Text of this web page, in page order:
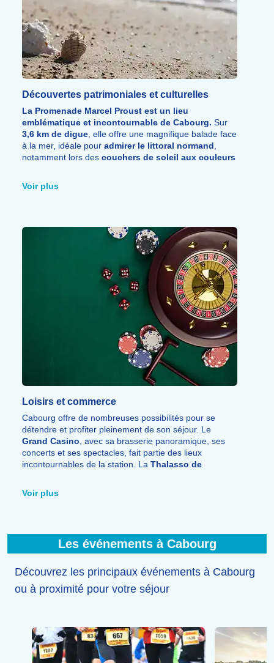
Découvertes patrimoniales et culturelles
La Promenade Marcel Proust est un lieu
emblématique et incontournable de Cabourg. Sur
3,6 km de digue , elle offre une magnifique balade face
à la mer, idéale pour admirer le littoral normand
notamment lors des couchers de soleil aux couleurs
Époque, à découvrir la beauté naturelle de
musique classique, ballets et cinéma, la station
propose des expériences variées qui séduisent les
visiteurs tout au long de l’année.
Voir plus
Loisirs et commerce
Cabourg offre de nombreuses possibilités pour se
détendre et profiter pleinement de son séjour. Le
Grand Casino , avec sa brasserie panoramique, ses
concerts et ses spectacles, fait partie des lieux
incontournables de la station. La Thalasso de
modelages et ses espaces dédiés à la relaxation.
bars, cafés et pubs, parfaits pour partager un repas,
découvrir les saveurs locales ou simplement prendre
un verre à toute heure de la journée.
Voir plus
Les événements à Cabourg
Découvrez les principaux événements à Cabourg
ou à proximité pour votre séjour